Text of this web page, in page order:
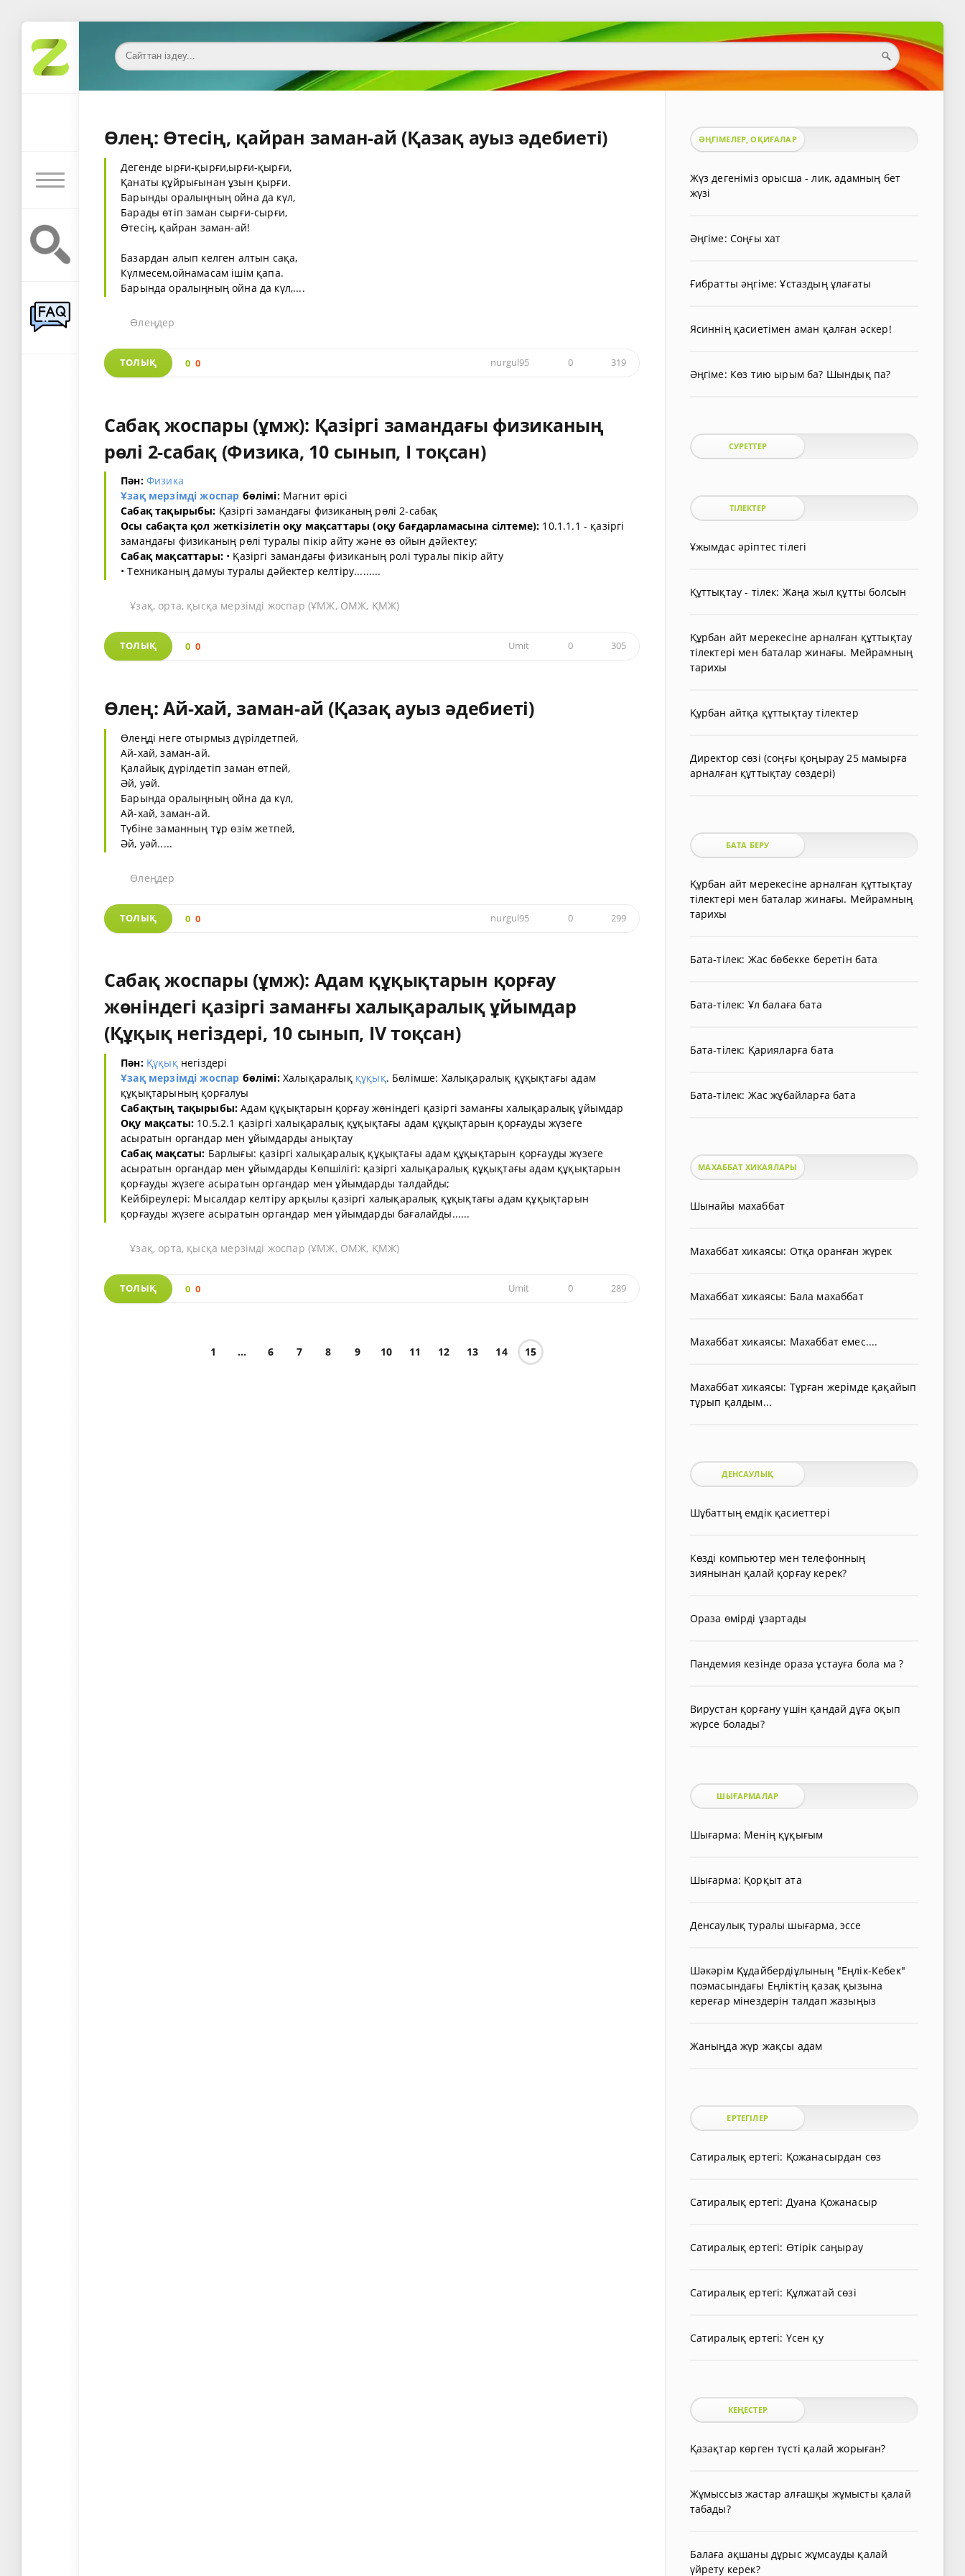
Өлең: Өтесің, қайран заман-ай (Қазақ ауыз әдебиеті)
Дегенде ырғи-қырғи,ырғи-қырғи,
Қанаты құйрығынан ұзын қырғи.
Барынды оралыңның ойна да күл,
Барады өтіп заман сырғи-сырғи,
Өтесің, қайран заман-ай!
Базардан алып келген алтын сақа,
Күлмесем,ойнамасам ішім қапа.
Барында оралыңның ойна да күл,....
Өлеңдер
ТОЛЫҚ 0 0 nurgul95 0 319
Сабақ жоспары (ұмж): Қазіргі замандағы физиканың
рөлі 2-сабақ (Физика, 10 сынып, I тоқсан)
Пән: Физика
Ұзақ мерзімді жоспар бөлімі:Магнит өрісі
Сабақ тақырыбы: Қазіргі замандағы физиканың рөлі 2-сабақ
Осы сабақта қол жеткізілетін оқу мақсаттары (оқу бағдарламасына сілтеме): 10.1.1.1 - қазіргі
замандағы физиканың рөлі туралы пікір айту және өз ойын дәйектеу;
Сабақ мақсаттары:• Қазіргі замандағы физиканың ролі туралы пікір айту
• Техниканың дамуы туралы дәйектер келтіру.........
Ұзақ, орта, қысқа мерзімді жоспар (ҰМЖ, ОМЖ, ҚМЖ)
ТОЛЫҚ 0 0 Umit 0 305
Өлең: Ай-хай, заман-ай (Қазақ ауыз әдебиеті)
Өлеңді неге отырмыз дүрілдетпей,
Ай-хай, заман-ай.
Қалайық дүрілдетіп заман өтпей,
Әй, уәй.
Барында оралыңның ойна да күл,
Ай-хай, заман-ай.
Түбіне заманның тұр өзім жетпей,
Әй, уәй.....
Өлеңдер
ТОЛЫҚ 0 0 nurgul95 0 299
Сабақ жоспары (ұмж): Адам құқықтарын қорғау
жөніндегі қазіргі заманғы халықаралық ұйымдар
(Құқық негіздері, 10 сынып, IV тоқсан)
Пән: Құқықнегіздері
Ұзақ мерзімді жоспар бөлімі:Халықаралық құқық. Бөлімше: Халықаралық құқықтағы адам
құқықтарының қорғалуы
Сабақтың тақырыбы: Адам құқықтарын қорғау жөніндегі қазіргі заманғы халықаралық ұйымдар
Оқу мақсаты: 10.5.2.1 қазіргі халықаралық құқықтағы адам құқықтарын қорғауды жүзеге
асыратын органдар мен ұйымдарды анықтау
Сабақ мақсаты: Барлығы: қазіргі халықаралық құқықтағы адам құқықтарын қорғауды жүзеге
асыратын органдар мен ұйымдарды Көпшілігі: қазіргі халықаралық құқықтағы адам құқықтарын
қорғауды жүзеге асыратын органдар мен ұйымдарды талдайды;
Кейбіреулері: Мысалдар келтіру арқылы қазіргі халықаралық құқықтағы адам құқықтарын
қорғауды жүзеге асыратын органдар мен ұйымдарды бағалайды......
Ұзақ, орта, қысқа мерзімді жоспар (ҰМЖ, ОМЖ, ҚМЖ)
ТОЛЫҚ 0 0 Umit 0 289
1 ... 6 7 8 9 10 11 12 13 14 15
ӘҢГІМЕЛЕР, ОҚИҒАЛАР
Жүз дегеніміз орысша - лик, адамның бет
жүзі
Әңгіме: Соңғы хат
Ғибратты әңгіме: Ұстаздың ұлағаты
Ясиннің қасиетімен аман қалған әскер!
Әңгіме: Көз тию ырым ба? Шындық па?
СУРЕТТЕР
ТІЛЕКТЕР
Ұжымдас әріптес тілегі
Құттықтау - тілек: Жаңа жыл құтты болсын
Құрбан айт мерекесіне арналған құттықтау
тілектері мен баталар жинағы. Мейрамның
тарихы
Құрбан айтқа құттықтау тілектер
Директор сөзі (соңғы қоңырау 25 мамырға
арналған құттықтау сөздері)
БАТА БЕРУ
Құрбан айт мерекесіне арналған құттықтау
тілектері мен баталар жинағы. Мейрамның
тарихы
Бата-тілек: Жас бөбекке беретін бата
Бата-тілек: Ұл балаға бата
Бата-тілек: Қарияларға бата
Бата-тілек: Жас жұбайларға бата
МАХАББАТ ХИКАЯЛАРЫ
Шынайы махаббат
Махаббат хикаясы: Отқа оранған жүрек
Махаббат хикаясы: Бала махаббат
Махаббат хикаясы: Махаббат емес....
Махаббат хикаясы: Тұрған жерімде қақайып
тұрып қалдым...
ДЕНСАУЛЫҚ
Шұбаттың емдік қасиеттері
Көзді компьютер мен телефонның
зиянынан қалай қорғау керек?
Ораза өмірді ұзартады
Пандемия кезінде ораза ұстауға бола ма ?
Вирустан қорғану үшін қандай дұға оқып
жүрсе болады?
ШЫҒАРМАЛАР
Шығарма: Менің құқығым
Шығарма: Қорқыт ата
Денсаулық туралы шығарма, эссе
Шәкәрім Құдайбердіұлының "Еңлік-Кебек"
поэмасындағы Еңліктің қазақ қызына
кереғар мінездерін талдап жазыңыз
Жаныңда жүр жақсы адам
ЕРТЕГІЛЕР
Сатиралық ертегі: Қожанасырдан сөз
Сатиралық ертегі: Дуана Қожанасыр
Сатиралық ертегі: Өтірік саңырау
Сатиралық ертегі: Құлжатай сөзі
Сатиралық ертегі: Үсен қу
КЕҢЕСТЕР
Қазақтар көрген түсті қалай жорыған?
Жұмыссыз жастар алғашқы жұмысты қалай
табады?
Балаға ақшаны дұрыс жұмсауды қалай
үйрету керек?